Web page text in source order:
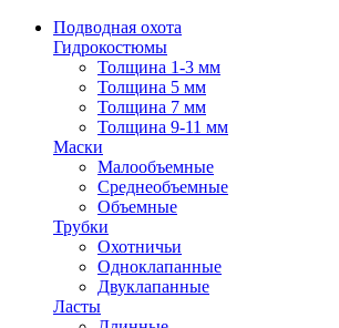
Подводная охота
Гидрокостюмы
Толщина 1-3 мм
Толщина 5 мм
Толщина 7 мм
Толщина 9-11 мм
Маски
Малообъемные
Среднеобъемные
Объемные
Трубки
Охотничьи
Одноклапанные
Двуклапанные
Ласты